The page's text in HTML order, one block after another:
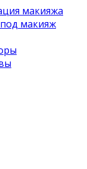
макияжа
макияж